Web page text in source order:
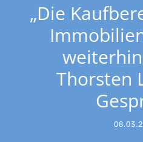
„Die
weiterhin
Thorsten